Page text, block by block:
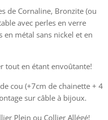
de Cornaline, Bronzite (ou
avec perles en verre
métal sans nickel et en
tout en étant envoûtante!
cou (+7cm de chainette + 4
sur câble à bijoux.
Plein ou Collier Allégé!